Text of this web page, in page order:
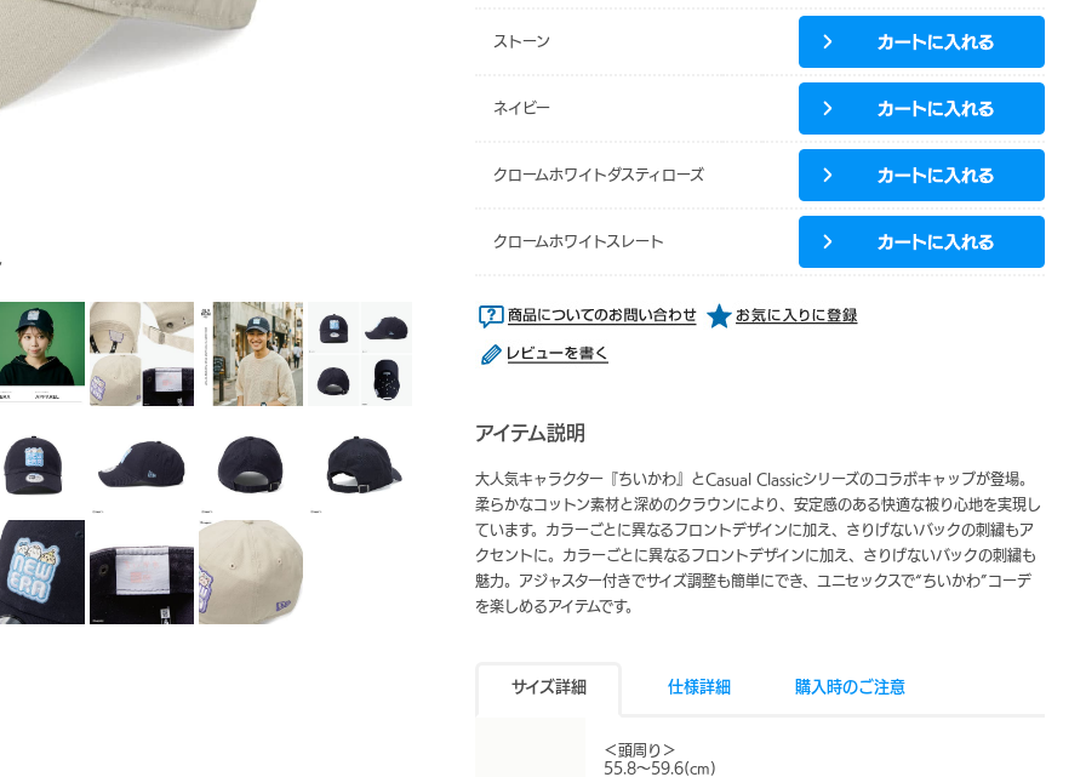
ストーン
ネイビー
クロームホワイトダスティローズ
クロームホワイトスレート
アイテム説明
大人気キャラクター『ちいかわ』とCasual Classicシリーズのコラボキャップが登場。
柔らかなコットン素材と深めのクラウンにより、安定感のある快適な被り心地を実現し
ています。カラーごとに異なるフロントデザインに加え、さりげないバックの刺繍もア
クセントに。カラーごとに異なるフロントデザインに加え、さりげないバックの刺繍も
魅力。アジャスター付きでサイズ調整も簡単にでき、ユニセックスで“ちいかわ”コーデ
を楽しめるアイテムです。
サイズ詳細 仕様詳細 購入時のご注意
＜頭周り＞
55.8～59.6(cm)